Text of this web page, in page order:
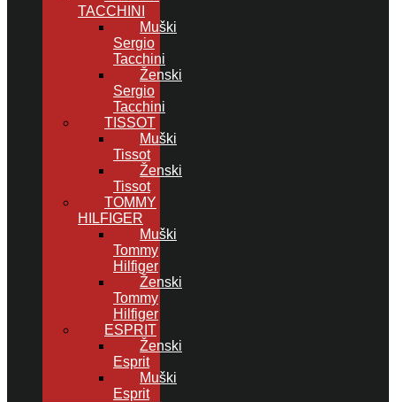
TACCHINI
Muški
Sergio
Tacchini
Ženski
Sergio
Tacchini
TISSOT
Muški
Tissot
Ženski
Tissot
TOMMY
HILFIGER
Muški
Tommy
Hilfiger
Ženski
Tommy
Hilfiger
ESPRIT
Ženski
Esprit
Muški
Esprit